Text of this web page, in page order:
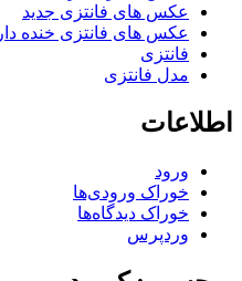
عکس های فانتزی جدید
عکس های فانتزی خنده دار
فانتزی
مدل فانتزی
اطلاعات
ورود
خوراک ورودی‌ها
خوراک دیدگاه‌ها
وردپرس